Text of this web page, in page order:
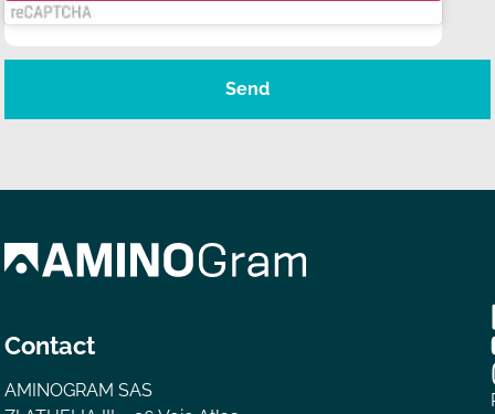
Send
Contact
AMINOGRAM SAS